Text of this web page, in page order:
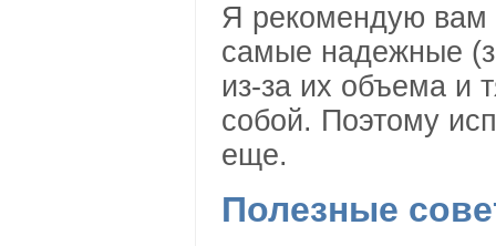
Я рекомендую вам
самые надежные
из-за их объема и
собой. Поэтому
еще.
Полезные